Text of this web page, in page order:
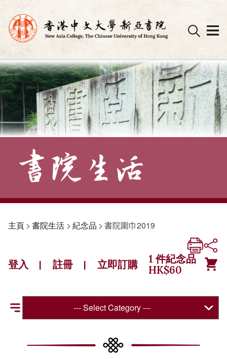
Skip
to
content
主頁> 書院生活 > 紀念品 > 書院圍巾2019
登入 | 註冊 | 立即訂購 1 件紀念品
HK$60
--- Select Category ---